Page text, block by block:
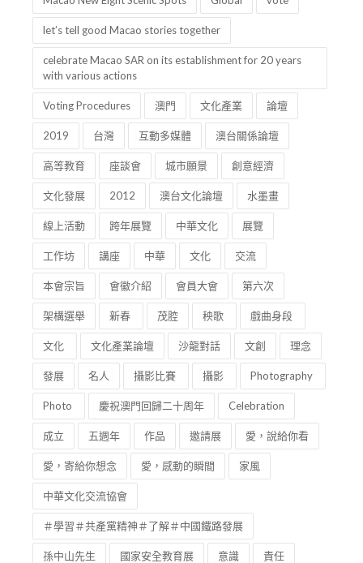
let’s tell good Macao stories together
celebrate Macao SAR on its establishment for 20 years
with various actions
Voting Procedures 澳門 文化產業 論壇
2019 台灣 互動多媒體 澳台關係論壇
高等教育 座談會 城市願景 創意經濟
文化發展 2012 澳台文化論壇 水墨畫
線上活動 跨年展覽 中華文化 展覽
工作坊 講座 中華 文化 交流
本會宗旨 會徽介紹 會員大會 第六次
架構選舉 新春 茂腔 秧歌 戲曲身段
文化 文化產業論壇 沙龍對話 文創 理念
發展 名人 攝影比賽 攝影 Photography
Photo 慶祝澳門回歸二十周年 Celebration
成立 五週年 作品 邀請展 愛，說給你看
愛，寄給你想念 愛，感動的瞬間 家風
中華文化交流協會
＃學習＃共產黨精神＃了解＃中國鐵路發展
孫中山先生 國家安全教育展 意識 責任